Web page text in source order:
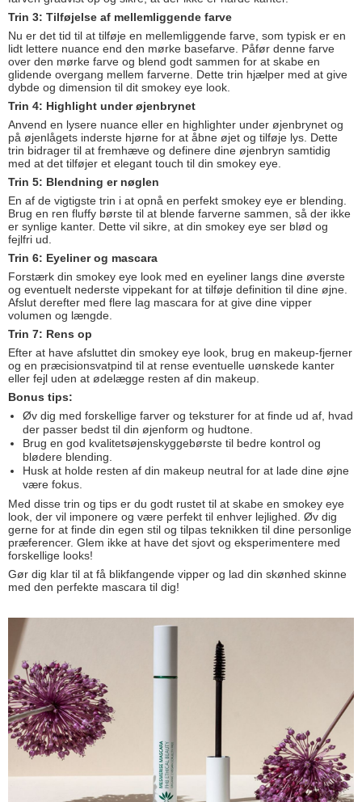
Trin 3: Tilføjelse af mellemliggende farve
Nu er det tid til at tilføje en mellemliggende farve, som typisk er en
lidt lettere nuance end den mørke basefarve. Påfør denne farve
over den mørke farve og blend godt sammen for at skabe en
glidende overgang mellem farverne. Dette trin hjælper med at give
dybde og dimension til dit smokey eye look.
Trin 4: Highlight under øjenbrynet
Anvend en lysere nuance eller en highlighter under øjenbrynet og
på øjenlågets inderste hjørne for at åbne øjet og tilføje lys. Dette
trin bidrager til at fremhæve og definere dine øjenbryn samtidig
med at det tilføjer et elegant touch til din smokey eye.
Trin 5: Blendning er nøglen
En af de vigtigste trin i at opnå en perfekt smokey eye er blending.
Brug en ren fluffy børste til at blende farverne sammen, så der ikke
er synlige kanter. Dette vil sikre, at din smokey eye ser blød og
fejlfri ud.
Trin 6: Eyeliner og mascara
Forstærk din smokey eye look med en eyeliner langs dine øverste
og eventuelt nederste vippekant for at tilføje definition til dine øjne.
Afslut derefter med flere lag mascara for at give dine vipper
volumen og længde.
Trin 7: Rens op
Efter at have afsluttet din smokey eye look, brug en makeup-fjerner
og en præcisionsvatpind til at rense eventuelle uønskede kanter
eller fejl uden at ødelægge resten af din makeup.
Bonus tips:
Øv dig med forskellige farver og teksturer for at finde ud af, hvad
der passer bedst til din øjenform og hudtone.
Brug en god kvalitetsøjenskyggebørste til bedre kontrol og
blødere blending.
Husk at holde resten af din makeup neutral for at lade dine øjne
være fokus.
Med disse trin og tips er du godt rustet til at skabe en smokey eye
look, der vil imponere og være perfekt til enhver lejlighed. Øv dig
gerne for at finde din egen stil og tilpas teknikken til dine personlige
præferencer. Glem ikke at have det sjovt og eksperimentere med
forskellige looks!
Gør dig klar til at få blikfangende vipper og lad din skønhed skinne
med den perfekte mascara til dig!